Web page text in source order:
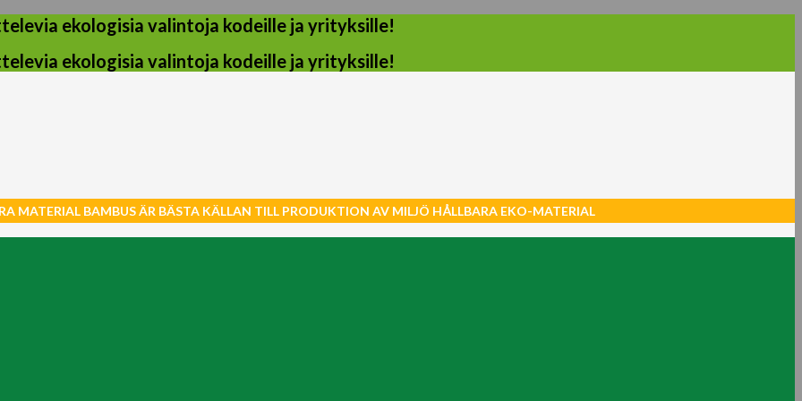
ekologisia valintoja kodeille ja yrityksille!
ekologisia valintoja kodeille ja yrityksille!
MATERIAL BAMBUS ÄR BÄSTA KÄLLAN TILL PRODUKTION AV MILJÖ HÅLLBARA EKO-MATERIAL